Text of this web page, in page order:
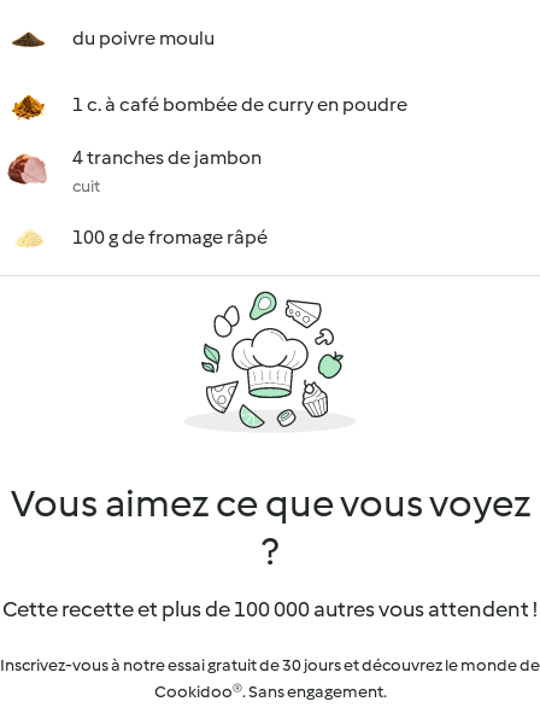
du poivre moulu
1 c. à café bombée de curry en poudre
4 tranches de jambon
cuit
100 g de fromage râpé
Vous aimez ce que vous voyez
?
Cette recette et plus de 100 000 autres vous attendent !
Inscrivez-vous à notre essai gratuit de 30 jours et découvrez le monde de
Cookidoo®. Sans engagement.